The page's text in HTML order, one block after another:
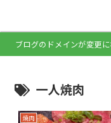
ブログのドメインが変更
一人焼肉
焼肉